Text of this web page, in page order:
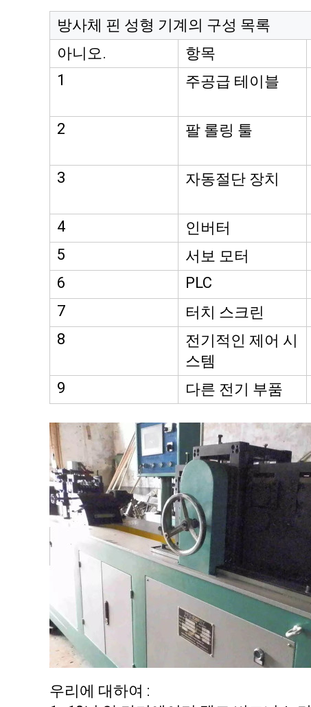
방사체 핀 성형 기계의 구성 목록
아니오.
항목
1
주공급 테이블
2
팔 롤링 툴
3
자동절단 장치
4
인버터
5
서보 모터
6
PLC
7
터치 스크린
8
전기적인 제어 시
스템
9 다른 전기 부품
우리에 대하여 :